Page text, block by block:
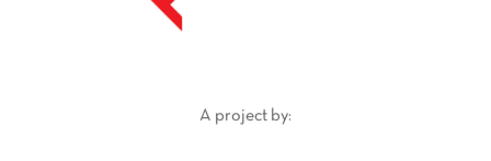
A project by: